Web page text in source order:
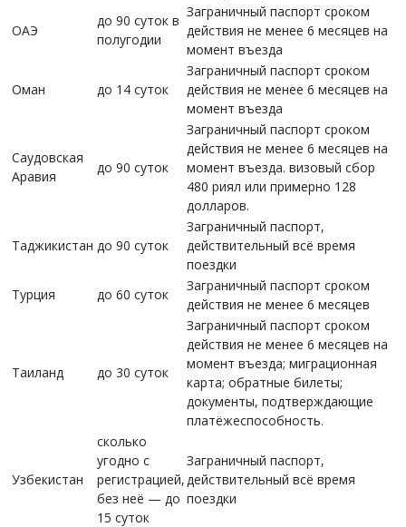
ОАЭ
до 90 суток в
полугодии
Заграничный паспорт сроком
действия не менее 6 месяцев на
момент въезда
Оман до 14 суток
Заграничный паспорт сроком
действия не менее 6 месяцев на
момент въезда
Саудовская
Аравия
до 90 суток
Заграничный паспорт сроком
действия не менее 6 месяцев на
момент въезда. визовый сбор
480 риял или примерно 128
долларов.
Таджикистан до 90 суток
Заграничный паспорт,
действительный всё время
поездки
Турция
до 60 суток
Заграничный паспорт сроком
действия не менее 6 месяцев
Таиланд до 30 суток
Заграничный паспорт сроком
действия не менее 6 месяцев на
момент въезда; миграционная
карта; обратные билеты;
документы, подтверждающие
платёжеспособность.
Узбекистан
сколько
угодно с
регистрацией,
без неё — до
15 суток
Заграничный паспорт,
действительный всё время
поездки